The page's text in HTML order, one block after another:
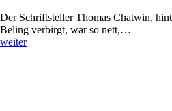
Der Schriftsteller Thomas Chatwin,
Beling verbirgt, war so nett,…
weiter